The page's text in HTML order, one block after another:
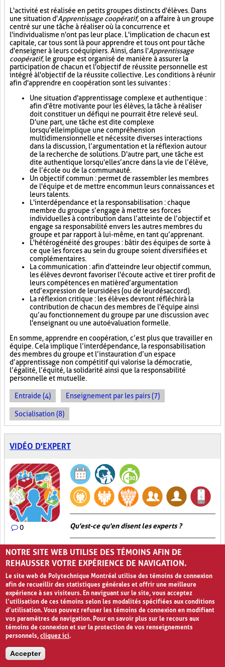
L'activité est réalisée en petits groupes distincts d'élèves. Dans
une situation d'Apprentissage coopératif, on a affaire à un groupe
centré sur une tâche à réaliser où la concurrence et
l'individualisme n'ont pas leur place. L'implication de chacun est
capitale, car tous sont là pour apprendre et tous ont pour tâche
d'enseigner à leurs coéquipiers. Ainsi, dans l'Apprentissage
coopératif, le groupe est organisé de manière à assurer la
participation de chacun et l'objectif de réussite personnelle est
intégré à l'objectif de la réussite collective. Les conditions à réunir
afin d'apprendre en coopération sont les suivantes :
Une situation d'apprentissage complexe et authentique :
afin d'être motivante pour les élèves, la tâche à réaliser
doit constituer un défi qui ne pourrait être relevé seul.
D'une part, une tâche est dite complexe
lorsqu'elle implique une compréhension
multidimensionnelle et nécessite diverses interactions
dans la discussion, l’argumentation et la réflexion autour
de la recherche de solutions. D'autre part, une tâche est
dite authentique lorsqu'elle s’ancre dans la vie de l’élève,
de l’école ou de la communauté.
Un objectif commun : permet de rassembler les membres
de l'équipe et de mettre en commun leurs connaissances et
leurs talents.
L'interdépendance et la responsabilisation : chaque
membre du groupe s’engage à mettre ses forces
individuelles à contribution dans l’atteinte de l’objectif et
engage sa responsabilité envers les autres membres du
groupe et par rapport à lui-même, en tant qu’apprenant.
L'hétérogénéité des groupes : bâtir des équipes de sorte à
ce que les forces au sein du groupe soient diversifiées et
complémentaires.
La communication : afin d'atteindre leur objectif commun,
les élèves devront favoriser l'écoute active et tirer profit de
leurs compétences en matière d’argumentation
et d’expression de leurs idées (ou de leur désaccord).
La réflexion critique : les élèves devront réfléchir à la
contribution de chacun des membres de l'équipe ainsi
qu’au fonctionnement du groupe par une discussion avec
l'enseignant ou une autoévaluation formelle.
En somme, apprendre en coopération, c’est plus que travailler en
équipe. Cela implique l’interdépendance, la responsabilisation
des membres du groupe et l’instauration d’un espace
d’apprentissage non compétitif qui valorise la démocratie,
l’égalité, l’équité, la solidarité ainsi que la responsabilité
personnelle et mutuelle.
Entraide (4) Enseignement par les pairs (7)
Socialisation (8)
VIDÉO D'EXPERT
0 Qu'est-ce qu'en disent les experts ?
Dans l’activitéVidéo d’expert, l’enseignant fait appel à un expert
issu du domaine d’études des élèves en tant que source
d’apprentissage. Pour ce faire, l’enseignant doit, préalablement à
la leçon, trouver un expert en la matière, l’interviewer et filmer
cet interview. Il est également possible pour l’enseignant de
trouver des vidéos déjà disponibles en ligne et de les utiliser dans
sa classe, en respectant, bien entendu, les droits d’auteur. Par la
suite, l’enseignant peut soit faire visionner laVidéo d’expertà ses
élèves directement en classe ou leur demander de la visionner à
la maison. Dans tous les cas, cet exercice peut se faire
préalablement à la leçon, telle une activité brise-glace, ou encore
après la leçon afin de consolider les apprentissages des élèves.
Afin que cette formule pédagogique soit efficace quant aux
apprentissages, l’enseignant doit prévoir une séance de
rétroaction et de suivi afin de synthétiser les apprentissages
NOTRE SITE WEB UTILISE DES TÉMOINS AFIN DE
REHAUSSER VOTRE EXPÉRIENCE DE NAVIGATION.
Le site web de Polytechnique Montréal utilise des témoins de connexion
afin de recueillir des statistiques générales et offrir une meilleure
expérience à ses visiteurs. En naviguant sur le site, vous acceptez
l’utilisation de ces témoins selon les modalités spécifiées aux conditions
d’utilisation. Vous pouvez refuser les témoins de connexion en modifiant
vos paramètres de navigation. Pour en savoir plus sur le recours aux
témoins de connexion et sur la protection de vos renseignements
personnels,cliquez ici.
Accepter